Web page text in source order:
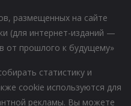
размещенных на сайте
(для интернет-изданий —
от прошлого к будущему»
статистику и
cookie используются для
рекламы. Вы можете